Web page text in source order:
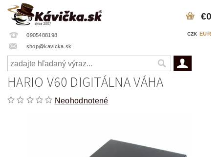
0905488198
shop@kavicka.sk
CZK EUR
€0
HARIO V60 DIGITÁLNA VÁHA
Neohodnotené